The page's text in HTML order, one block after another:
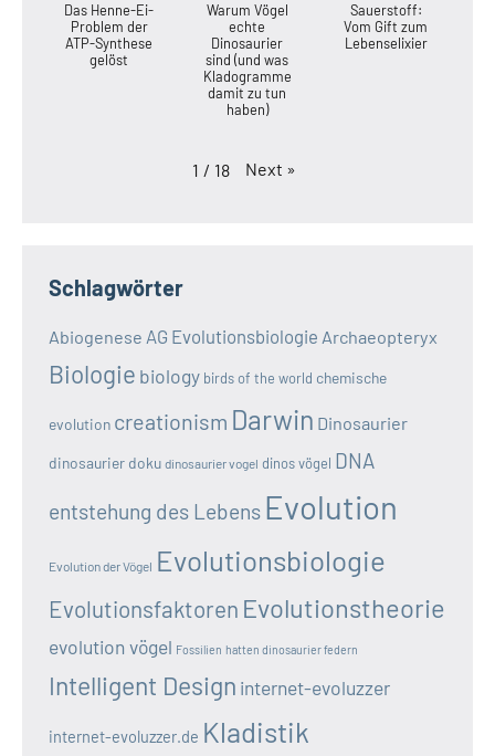
Das Henne-Ei-
Problem der
ATP-Synthese
gelöst
Warum Vögel
echte
Dinosaurier
sind (und was
Kladogramme
damit zu tun
haben)
Sauerstoff:
Vom Gift zum
Lebenselixier
1 / 18 Next »
Schlagwörter
Abiogenese AG Evolutionsbiologie Archaeopteryx
Biologie biology birds of the world chemische
evolution creationism Darwin Dinosaurier
dinosaurier doku dinosaurier vogel dinos vögel DNA
entstehung des Lebens Evolution
Evolution der Vögel Evolutionsbiologie
Evolutionsfaktoren Evolutionstheorie
evolution vögel Fossilien hatten dinosaurier federn
Intelligent Design internet-evoluzzer
internet-evoluzzer.de Kladistik